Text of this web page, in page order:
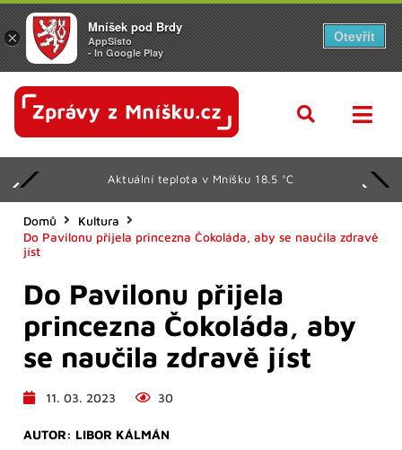
Aktuální teplota v Mníšku 18.5 °C
Domů
Kultura
Do Pavilonu přijela princezna Čokoláda, aby se naučila zdravě
jíst
Do Pavilonu přijela
princezna Čokoláda, aby
se naučila zdravě jíst
11. 03. 2023 30
AUTOR: LIBOR KÁLMÁN
×
Mníšek pod Brdy
AppSisto
- In Google Play
Otevřít